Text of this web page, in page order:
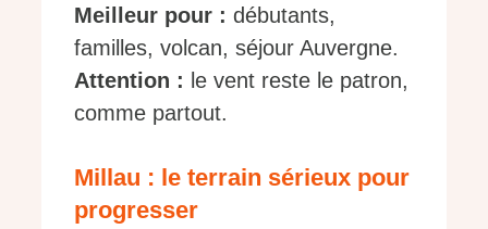
Meilleur pour : débutants,
familles, volcan, séjour Auvergne.
Attention : le vent reste le patron,
comme partout.
Millau : le terrain sérieux pour
progresser